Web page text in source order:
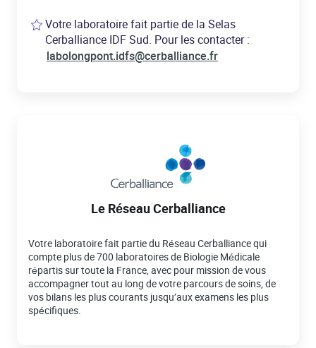
Votre laboratoire fait partie de la Selas
Cerballiance IDF Sud. Pour les contacter :
labolongpont.idfs@cerballiance.fr
Le Réseau Cerballiance
Votre laboratoire fait partie du Réseau Cerballiance qui
compte plus de 700 laboratoires de Biologie Médicale
répartis sur toute la France, avec pour mission de vous
accompagner tout au long de votre parcours de soins, de
vos bilans les plus courants jusqu’aux examens les plus
spécifiques.